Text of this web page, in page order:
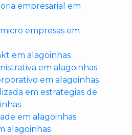
empresarial em
empresas em
em alagoinhas
em alagoinhas
em alagoinhas
em estrategias de
em alagoinhas
alagoinhas